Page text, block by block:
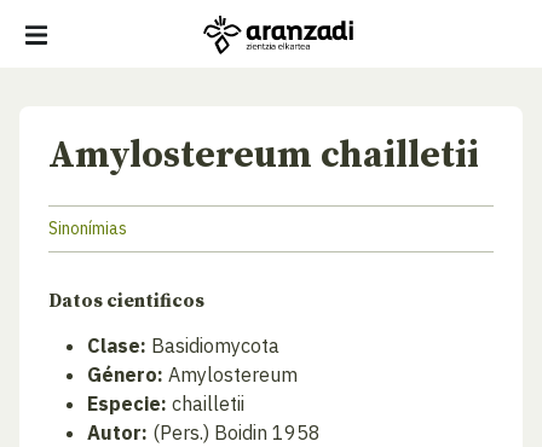
Amylostereum chailletii
Sinonímias
Datos cientificos
Clase: Basidiomycota
Género: Amylostereum
Especie: chailletii
Autor: (Pers.) Boidin 1958